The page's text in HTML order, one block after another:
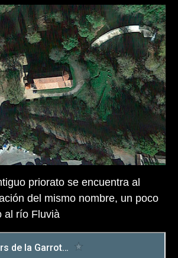
priorato se encuentra al
del mismo nombre, un poco
al río Fluvià